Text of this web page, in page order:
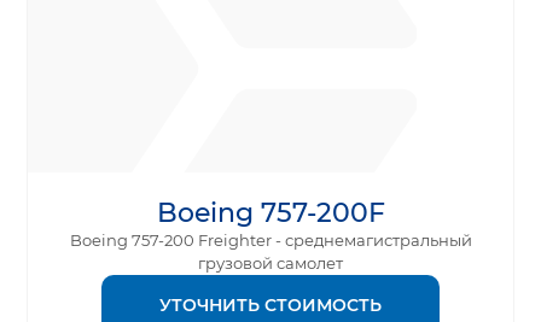
Boeing 757-200F
Boeing 757-200 Freighter - среднемагистральный
грузовой самолет
УТОЧНИТЬ СТОИМОСТЬ